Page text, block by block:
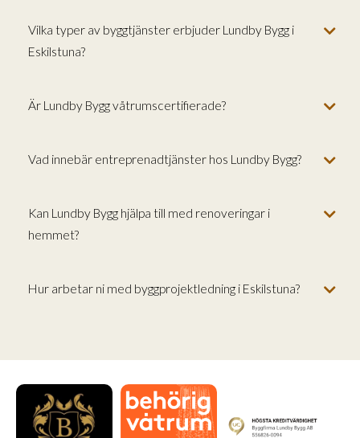
Vilka typer av byggtjänster erbjuder Lundby Bygg i
Eskilstuna?
Är Lundby Bygg våtrumscertifierade?
Vad innebär entreprenadtjänster hos Lundby Bygg?
Kan Lundby Bygg hjälpa till med renoveringar i
hemmet?
Hur arbetar ni med byggprojektledning i Eskilstuna?